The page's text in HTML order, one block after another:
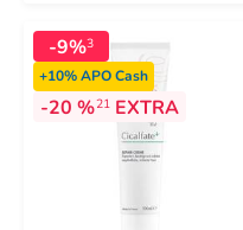
-9%3
+10%APO Cash
-20 %21EXTRA